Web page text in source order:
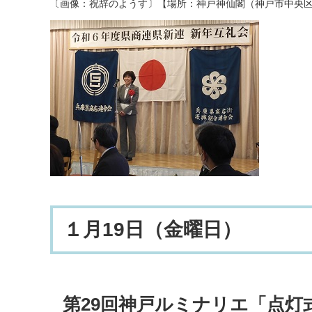
〔画像：祝辞のようす〕【場所：神戸神仙閣（神戸市中央区
１月19日（金曜日）
第29回神戸ルミナリエ「点灯